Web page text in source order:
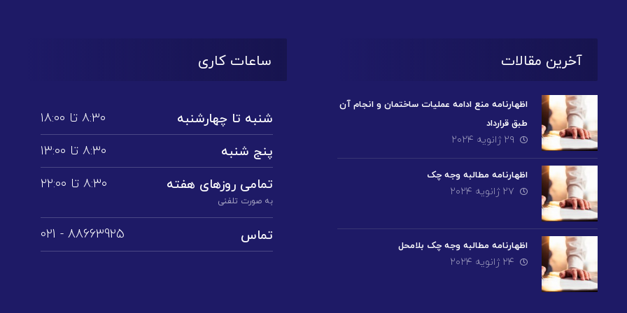
آخرین مقالات
اظهارنامه منع ادامه عملیات ساختمان و انجام آن
طبق قرارداد
۲۹ ژانویه ۲۰۲۴
اظهارنامه مطالبه وجه چک
۲۷ ژانویه ۲۰۲۴
اظهارنامه مطالبه وجه چک بلامحل
۲۴ ژانویه ۲۰۲۴
ساعات کاری
شنبه تا چهارشنبه
۸:۳۰ تا ۱۸:۰۰
پنج شنبه
۸:۳۰ تا ۱3:۰۰
تمامی روز‌های هفته
به صورت تلفنی
۸:۳۰ تا ۲۲:۰۰
تماس 88663925 - 021